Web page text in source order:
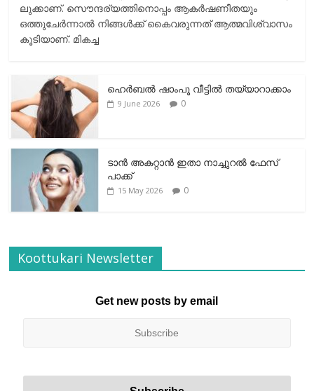
ലുക്കാണ്. സൌന്ദര്യത്തിനൊപ്പം ആകര്‍ഷണീതയും
ഒത്തുചേര്‍ന്നാല്‍ നിങ്ങള്‍ക്ക് കൈവരുന്നത് ആത്മവിശ്വാസം
കൂടിയാണ്. മികച്ച
ഹെര്‍ബല്‍ ഷാംപൂ വീട്ടില്‍ തയ്യാറാക്കാം
9 June 2026 0
ടാന്‍ അകറ്റാന്‍ ഇതാ നാച്ചുറല്‍ ഫേസ്
പാക്ക്
15 May 2026 0
Koottukari Newsletter
Get new posts by email